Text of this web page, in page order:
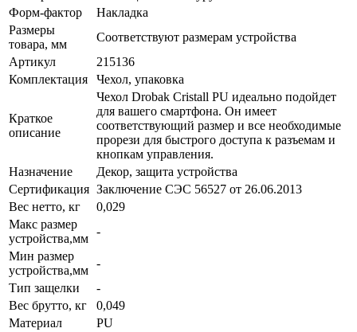
Форм-фактор
Накладка
Размеры
товара, мм
Соответствуют размерам устройства
Артикул
215136
Комплектация
Чехол, упаковка
Краткое
описание
Чехол Drobak Cristall PU идеально подойдет
для вашего смартфона. Он имеет
соответствующий размер и все необходимые
прорези для быстрого доступа к разъемам и
кнопкам управления.
Назначение
Декор, защита устройства
Сертификация Заключение СЭС 56527 от 26.06.2013
Вес нетто, кг
0,029
Макс размер
устройства,мм
-
Мин размер
устройства,мм
-
Тип защелки
-
Вес брутто, кг
0,049
Материал
PU